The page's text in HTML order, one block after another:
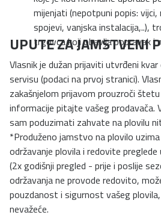
mijenjati (nepotpuni popis:
spojevi, vanjska instalacija,..),
trgovca koji obavlja popravak i
UPUTE ZA JAMSTVENI
Vlasnik je dužan prijaviti utvrđeni
servisu (podaci na prvoj stranici).
zakašnjelom prijavom prouzroči
informacije pitajte vašeg prodavača.
sam poduzimati zahvate na plovilu
*Produženo jamstvo na plovilo
održavanje plovila i redovite
(2x godišnji pregled - prije i poslije
održavanja ne provode redovito,
pouzdanost i sigurnost vašeg
nevažeće.